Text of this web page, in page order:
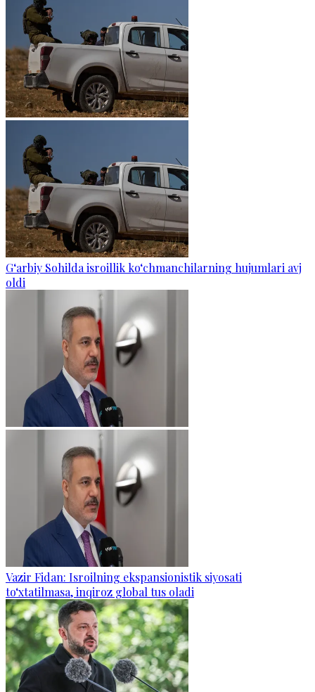
G‘arbiy Sohilda isroillik ko‘chmanchilarning hujumlari avj
oldi
Vazir Fidan: Isroilning ekspansionistik siyosati
to‘xtatilmasa, inqiroz global tus oladi